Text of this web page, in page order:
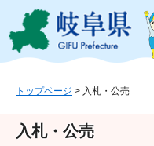
ジ
ュ
こ
トップページ > 入札・公売
入札・公売